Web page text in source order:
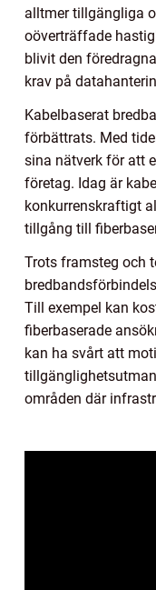
alltmer tillgängliga
oöverträffade
blivit den
krav på
Kabelbaserat
förbättrats. Med
sina nätverk för att
företag. Idag är
konkurrenskraftigt
tillgång till
Trots framsteg och
Till exempel kan
fiberbaserade
kan ha svårt att
områden där